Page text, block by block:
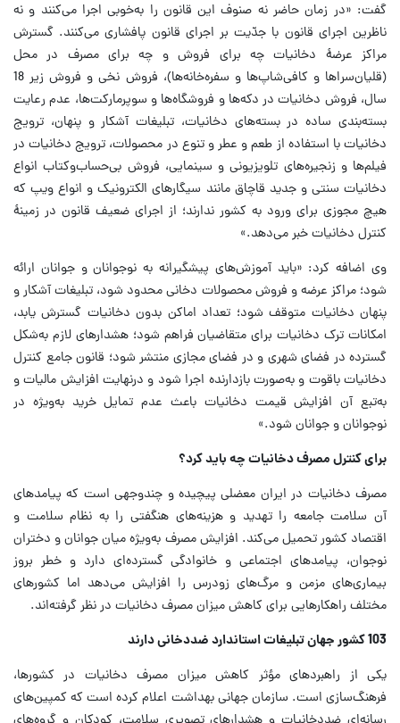
گفت: «در زمان حاضر نه صنوف این قانون را به‌خوبی اجرا می‌کنند و نه
ناظرین اجرای قانون با جدّیت بر اجرای قانون پافشاری می‌کنند. گسترش
مراکز عرضۀ دخانیات چه برای فروش و چه برای مصرف در محل
(قلیان‌سراها و کافی‌شاپ‌ها و سفره‌خانه‌ها)، فروش نخی و فروش زیر 18
سال، فروش دخانیات در دکه‌ها و فروشگاه‌ها و سوپرمارکت‌ها، عدم رعایت
بسته‌بندی ساده در بسته‌های دخانیات، تبلیغات آشکار و پنهان، ترویج
دخانیات با استفاده از طعم و عطر و تنوع در محصولات، ترویج دخانیات در
فیلم‌ها و زنجیره‌های تلویزیونی و سینمایی، فروش بی‌حساب‌وکتاب انواع
دخانیات سنتی و جدید قاچاق مانند سیگارهای الکترونیک و انواع ویپ که
هیچ مجوزی برای ورود به کشور ندارند؛ از اجرای ضعیف قانون در زمینۀ
کنترل دخانیات خبر می‌دهد.»
وی اضافه کرد: «باید آموزش‌های پیشگیرانه به نوجوانان و جوانان ارائه
شود؛ مراکز عرضه و فروش محصولات دخانی محدود شود، تبلیغات آشکار و
پنهان دخانیات متوقف شود؛ تعداد اماکن بدون دخانیات گسترش یابد،
امکانات ترک دخانیات برای متقاضیان فراهم شود؛ هشدارهای لازم به‌شکل
گسترده در فضای شهری و در فضای مجازی منتشر شود؛ قانون جامع کنترل
دخانیات باقوت و به‌صورت بازدارنده اجرا شود و درنهایت افزایش مالیات و
به‌تبع آن افزایش قیمت دخانیات باعث عدم تمایل خرید به‌ویژه در
نوجوانان و جوانان شود.»
برای کنترل مصرف دخانیات چه باید کرد؟
مصرف دخانیات در ایران معضلی پیچیده و چندوجهی است که پیامدهای
آن سلامت جامعه را تهدید و هزینه‌های هنگفتی را به نظام سلامت و
اقتصاد کشور تحمیل می‌کند. افزایش مصرف به‌ویژه میان جوانان و دختران
نوجوان، پیامدهای اجتماعی و خانوادگی گسترده‌ای دارد و خطر بروز
بیماری‌های مزمن و مرگ‌های زودرس را افزایش می‌دهد اما کشورهای
مختلف راهکارهایی برای کاهش میزان مصرف دخانیات در نظر گرفته‌اند.
103 کشور جهان تبلیغات استاندارد ضددخانی دارند
یکی از راهبردهای مؤثر کاهش میزان مصرف دخانیات در کشورها،
فرهنگ‌سازی است. سازمان جهانی بهداشت اعلام کرده است که کمپین‌های